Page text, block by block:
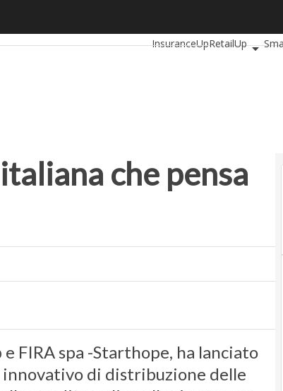
InsuranceUpRetailUp
che pensa
FIRA spa -Starthope, ha lanciato
innovativo di distribuzione delle